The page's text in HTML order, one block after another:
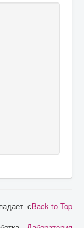
Back to Top
с